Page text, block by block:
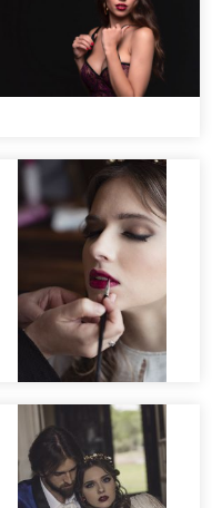
Maquillaje para
sesión de fotos
Making of